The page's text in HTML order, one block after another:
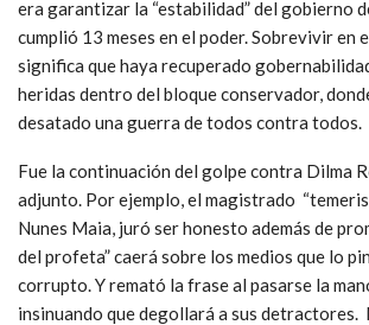
era garantizar la “estabilidad” del gobierno
cumplió 13 meses en el poder. Sobrevivir en
significa que haya recuperado
heridas dentro del bloque conservador,
desatado una guerra de todos contra todos.
Fue la continuación del golpe contra Dilma
adjunto. Por ejemplo, el magistrado
Nunes Maia, juró ser honesto además de
del profeta” caerá sobre los medios que lo
corrupto. Y remató la frase al pasarse la
insinuando que degollará a sus detractores.